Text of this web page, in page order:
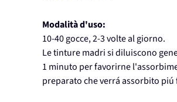
Modalità d'uso:
10-40 gocce, 2-3 volte al giorno.
Le tinture madri si diluiscono
1 minuto per favorirne
preparato che verrá assorbito piú